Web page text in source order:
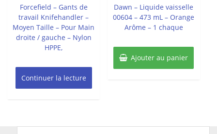
Forcefield – Gants de
travail Knifehandler –
Moyen Taille – Pour Main
droite / gauche – Nylon
HPPE,
Continuer la lecture
Dawn – Liquide vaisselle
00604 – 473 mL – Orange
Arôme – 1 chaque
Ajouter au panier